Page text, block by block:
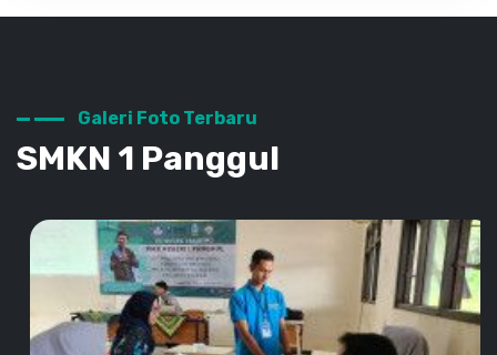
Galeri Foto Terbaru
SMKN 1 Panggul